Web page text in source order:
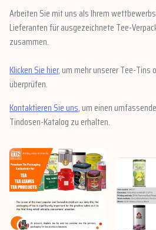
Arbeiten Sie mit uns als Ihrem
Lieferanten für ausgezeichnete Tee-
zusammen.
Klicken Sie hier, um mehr unserer Tee-Tins
überprüfen.
Kontaktieren Sie uns, um einen
Tindosen-Katalog zu erhalten.